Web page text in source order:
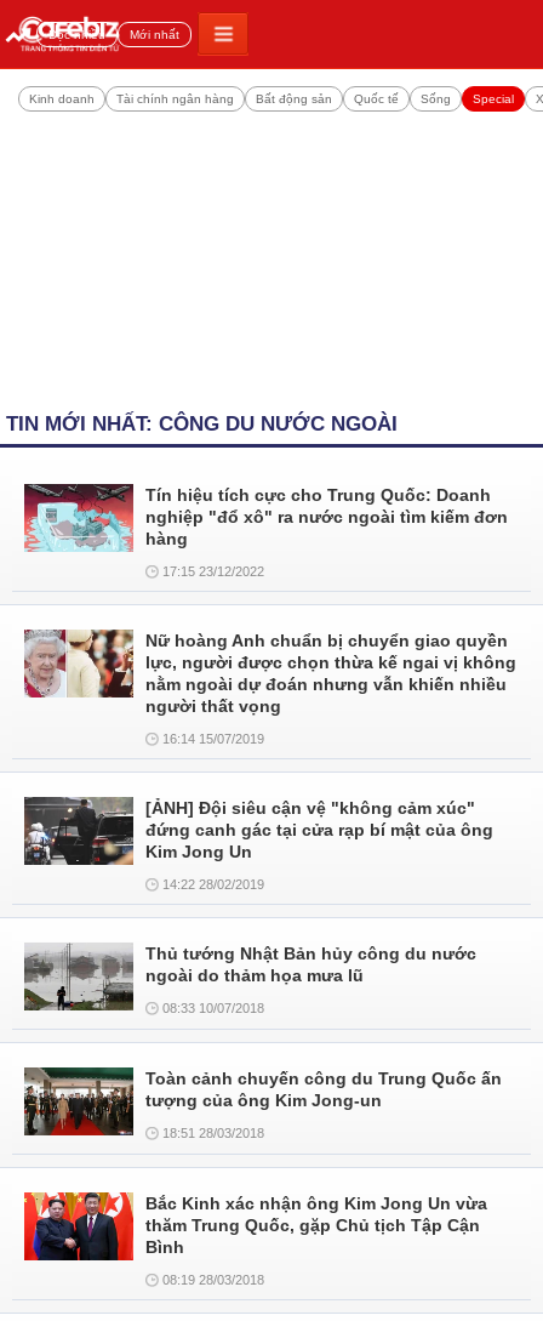
Đọc nhiều Mới nhất
Kinh doanh Tài chính ngân hàng Bất động sản Quốc tế Sống Special
TIN MỚI NHẤT: CÔNG DU NƯỚC NGOÀI
Tín hiệu tích cực cho Trung Quốc: Doanh
nghiệp "đổ xô" ra nước ngoài tìm kiếm đơn
hàng
17:15 23/12/2022
Nữ hoàng Anh chuẩn bị chuyển giao quyền
lực, người được chọn thừa kế ngai vị không
nằm ngoài dự đoán nhưng vẫn khiến nhiều
người thất vọng
16:14 15/07/2019
[ẢNH] Đội siêu cận vệ "không cảm xúc"
đứng canh gác tại cửa rạp bí mật của ông
Kim Jong Un
14:22 28/02/2019
Thủ tướng Nhật Bản hủy công du nước
ngoài do thảm họa mưa lũ
08:33 10/07/2018
Toàn cảnh chuyến công du Trung Quốc ấn
tượng của ông Kim Jong-un
18:51 28/03/2018
Bắc Kinh xác nhận ông Kim Jong Un vừa
thăm Trung Quốc, gặp Chủ tịch Tập Cận
Bình
08:19 28/03/2018